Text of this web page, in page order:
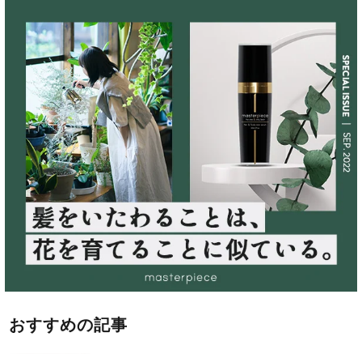
おすすめの記事